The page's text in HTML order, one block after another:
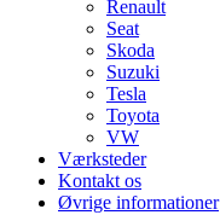
Renault
Seat
Skoda
Suzuki
Tesla
Toyota
VW
Værksteder
Kontakt os
Øvrige informationer